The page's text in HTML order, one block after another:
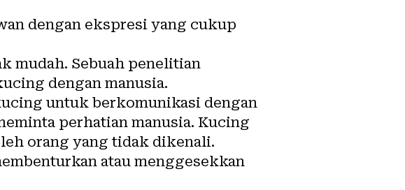
dengan ekspresi yang cukup
mudah. Sebuah penelitian
dengan manusia.
untuk berkomunikasi dengan
perhatian manusia. Kucing
orang yang tidak dikenali.
atau menggesekkan